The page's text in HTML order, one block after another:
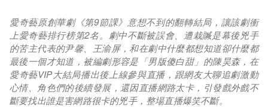
愛奇藝原創華劇《第9節課》意想不到的翻轉結局，讓該劇衝
上愛奇藝排行榜第2名。劇中不斷被誤會、遭栽贓是幕後兇手
的苦主代表的尹馨、王渝屏，和在劇中什麼都想知道卻什麼都
最後一個才知道，被編劇形容是「男版傻白甜」的陳昊森，在
愛奇藝VIP大結局播出後上線參與直播，跟網友大聊追劇激動
心情、角色們的後續發展，還因直播網路太卡，引發戲外戲不
斷要找出誰是害網路很卡的兇手，整場直播爆笑不斷。